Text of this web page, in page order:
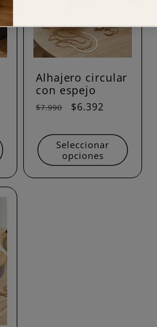
Alhajero circular
con espejo
Precio
$7.990
Precio
oferta
$6.392
Seleccionar
opciones